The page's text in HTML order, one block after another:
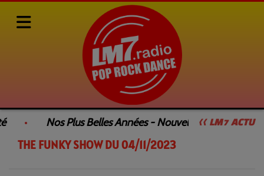
<< LM7 ACTU
Nos Plus Belles Années - Nouvelle Émission
Rediffusions de nos émissions SAMEDI DANCEFLOOR by François GEE
THE FUNKY SHOW DU 04/11/2023